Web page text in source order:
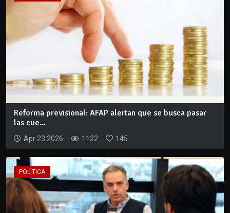
Reforma previsional: AFAP alertan que se busca pasar
las cue...
Apr 23 2026 1122 145
POLÍTICA